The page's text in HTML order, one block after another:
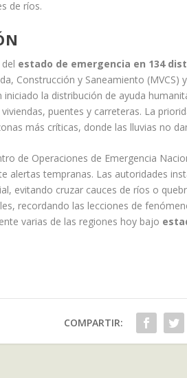
de ríos.
estado de emergencia en 134
Construcción y Saneamiento
iniciado la distribución de ayuda
puentes y carreteras. La
más críticas, donde las lluvias no
de Operaciones de Emergencia
alertas tempranas. Las autoridades
evitando cruzar cauces de ríos o
recordando las lecciones de
varias de las regiones hoy bajo
COMPARTIR: